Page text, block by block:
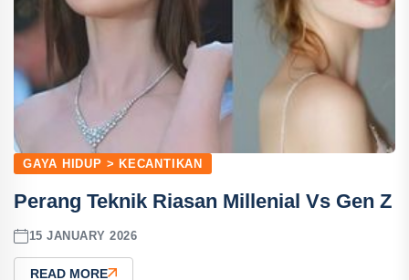
GAYA HIDUP > KECANTIKAN
Perang Teknik Riasan Millenial Vs Gen Z
15 JANUARY 2026
READ MORE